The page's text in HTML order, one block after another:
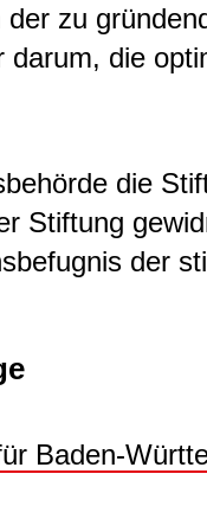
zu
darum, die
die
Stiftung
der
Baden-